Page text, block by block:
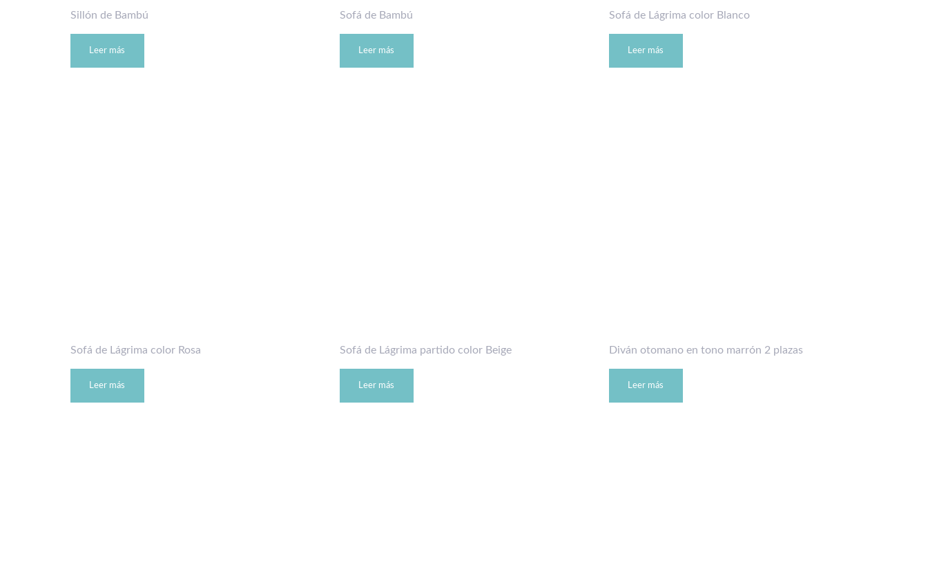
Sillón de Bambú
Leer más
Sofá de Bambú
Leer más
Sofá de Lágrima color Blanco
Leer más
Sofá de Lágrima color Rosa
Leer más
Sofá de Lágrima partido color Beige
Leer más
Diván otomano en tono marrón 2 plazas
Leer más